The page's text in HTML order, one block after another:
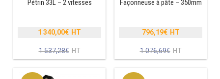
CONGÉLATEUR VITRÉ
CONGÉLATEURS HORIZONTAUX
Pétrin 33L – 2 vitesses
1 537,28€
prix
1 340,00€
Le
prix
Façonneuse à pâte – 350mm
1 076,69€
prix
796,19€
Le
prix